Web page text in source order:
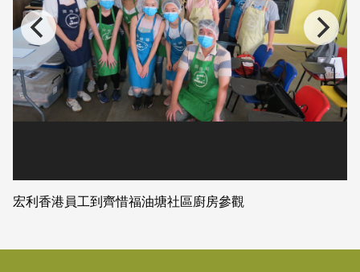
宏利香港員工到齊惜福油塘社區廚房參觀